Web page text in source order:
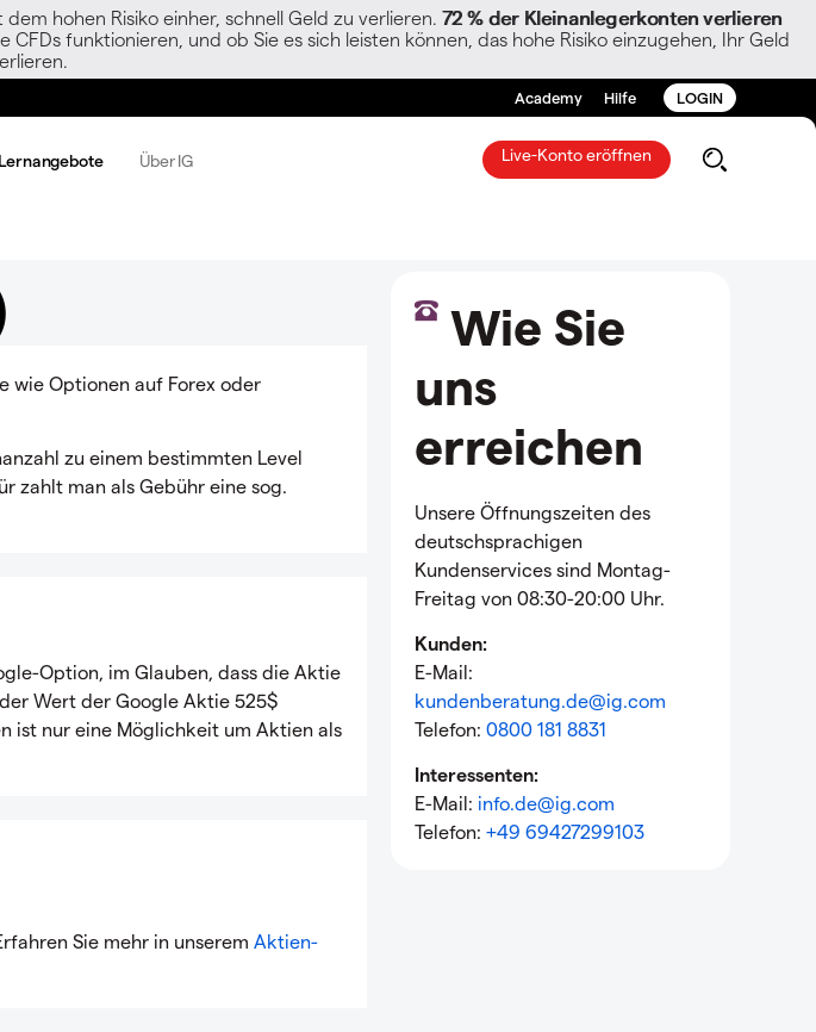
hohen Risiko einher, schnell Geld zu verlieren. 72 % der Kleinanlegerkonten verlieren
CFDs funktionieren, und ob Sie es sich leisten können, das hohe Risiko einzugehen, Ihr Geld
Academy Hilfe LOGIN
Lernangebote Über IG Live-Konto eröffnen
wie Optionen auf Forex oder
zu einem bestimmten Level
zahlt man als Gebühr eine sog.
Option, im Glauben, dass die Aktie
Wert der Google Aktie 525$
ist nur eine Möglichkeit um Aktien als
Sie mehr in unserem Aktien-
Wie Sie
uns
erreichen
Unsere Öffnungszeiten des
deutschsprachigen
Kundenservices sind Montag-
Freitag von 08:30-20:00 Uhr.
Kunden:
E-Mail:
kundenberatung.de@ig.com
Telefon: 0800 181 8831
Interessenten:
E-Mail: info.de@ig.com
Telefon: +49 69427299103